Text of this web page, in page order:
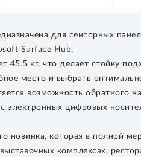
для сенсорных
Surface Hub.
45.5 кг, что делает стойку
место и выбрать
возможность обратного
электронных цифровых
новинка, которая в полной
комплексах,